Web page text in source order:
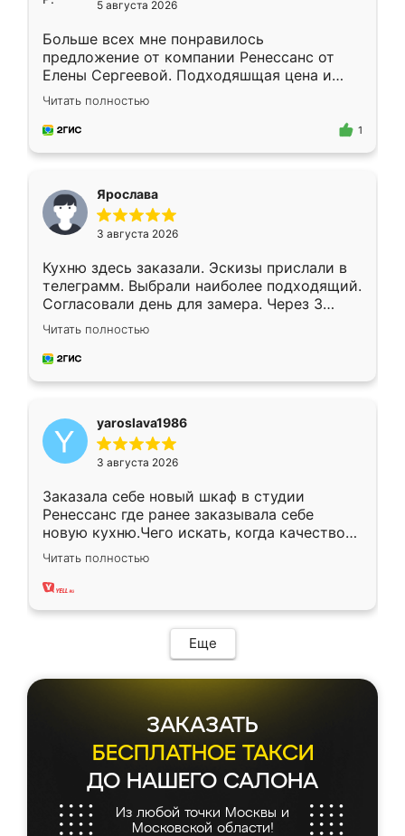
5 августа 2026
Больше всех мне понравилось
предложение от компании Ренессанс от
Елены Сергеевой. Подходяшщая цена и
короткие сроки изготовления. Приехавший
для замера сотрудник Владислав
предложил по моему эскизу самый
Читать полностью
1
Ярослава
3 августа 2026
Кухню здесь заказали. Эскизы прислали в
телеграмм. Выбрали наиболее подходящий.
Согласовали день для замера. Через 3
недели кухня была уже готова. Остались
довольны работой. Спасибо Ренессанс
мебель за качественную работу!
Читать полностью
yaroslava1986
3 августа 2026
Заказала себе новый шкаф в студии
Ренессанс где ранее заказывала себе
новую кухню.Чего искать, когда качеством
вполне довольна. Служит кухня уже почти
два года, нареканий нет.
Читать полностью
Еще
ЗАКАЗАТЬ
БЕСПЛАТНОЕ ТАКСИ
ДО НАШЕГО САЛОНА
Из любой точки Москвы и
Московской области!